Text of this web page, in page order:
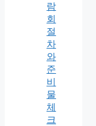
람
회
절
차
와
준
비
물
체
크